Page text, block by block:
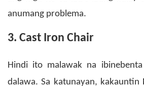
anumang problema.
3. Cast Iron Chair
Hindi ito malawak na
dalawa. Sa katunayan, kakauntin